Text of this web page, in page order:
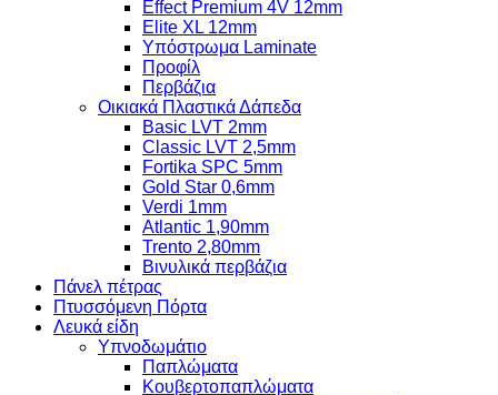
Effect Premium 4V 12mm
Elite XL 12mm
Υπόστρωμα Laminate
Προφίλ
Περβάζια
Οικιακά Πλαστικά Δάπεδα
Basic LVT 2mm
Classic LVT 2,5mm
Fortika SPC 5mm
Gold Star 0,6mm
Verdi 1mm
Atlantic 1,90mm
Trento 2,80mm
Βινυλικά περβάζια
Πάνελ πέτρας
Πτυσσόμενη Πόρτα
Λευκά είδη
Υπνοδωμάτιο
Παπλώματα
Κουβερτοπαπλώματα